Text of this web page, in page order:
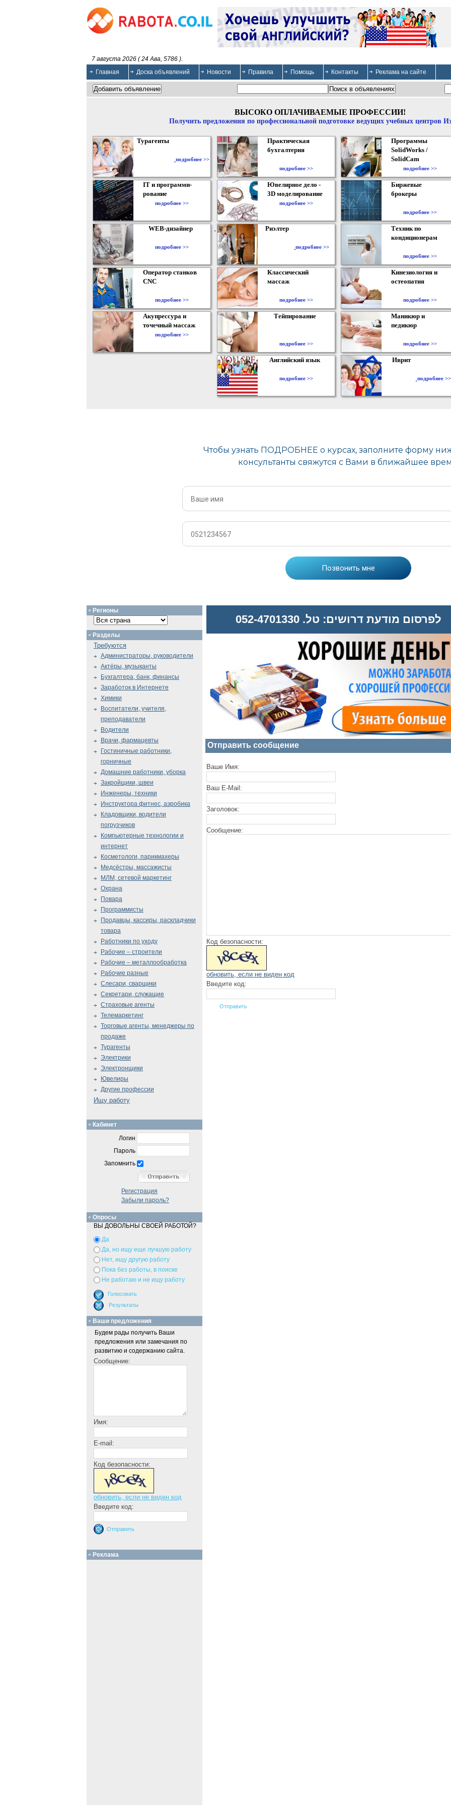
7 августа 2026 ( 24 Ава, 5786 ).
Главная
Доска объявлений Новости Правила Помощь Контакты Реклама на сайте
ВЫСОКО ОПЛАЧИВАЕМЫЕ ПРОФЕССИИ!
Получить предложения по профессиональной подготовке ведущих учебных центров
Турагенты
подробнее >>
Практическая
бухгалтерия
подробнее >>
Программы
SolidWorks /
SolidCam
подробнее >>
IT и программи-
рование
подробнее >>
Ювелирное дело -
3D моделирование
подробнее >>
Биржевые
брокеры
подробнее >>
WEB-дизайнер
подробнее >>
Риэлтер
подробнее >>
Техник по
кондиционерам
подробнее >>
Оператор станков
CNC
подробнее >>
Классический
массаж
подробнее >>
Кинезиология и
остеопатия
подробнее >>
Акупрессура и
точечный массаж
подробнее >>
Тейпирование
подробнее >>
Маникюр и
педикюр
подробнее >>
Английский язык
подробнее >>
Иврит
подробнее >>
לפרסום מודעת דרושים: טל. 052-4701330
Отправить сообщение
Ваше Имя:
Ваш E-Mail:
Заголовок:
Сообщение:
Код безопасности:
обновить, если не виден код
Введите код:
Регионы
Разделы
Требуются
Администраторы, руководители
Актёры, музыканты
Бухгалтера, банк, финансы
Заработок в Интернете
Химики
Воспитатели, учителя,
преподаватели
Водители
Врачи, фармацевты
Гостиничные работники,
горничные
Домашние работники, уборка
Закройщики, швеи
Инженеры, техники
Инструктора фитнес, аэробика
Кладовщики, водители
погрузчиков
Компьютерные технологии и
интернет
Косметологи, парикмахеры
Медсёстры, массажисты
МЛМ, сетевой маркетинг
Охрана
Повара
Программисты
Продавцы, кассиры, раскладчики
товара
Работники по уходу
Рабочие – строители
Рабочие – металлообработка
Рабочие разные
Слесари, сварщики
Секретари, служащие
Страховые агенты
Телемаркетинг
Торговые агенты, менеджеры по
продаже
Турагенты
Электрики
Электронщики
Ювелиры
Другие профессии
Ищу работу
Кабинет
Логин
Пароль
Запомнить
Регистрация
Забыли пароль?
Опросы
ВЫ ДОВОЛЬНЫ СВОЕЙ РАБОТОЙ?
Да
Да, но ищу еще лучшую работу
Нет, ищу другую работу
Пока без работы, в поиске
Не работаю и не ищу работу
Ваши предложения
Будем рады получить Ваши
предложения или замечания по
развитию и содержанию сайта.
Сообщение:
Имя:
E-mail:
Код безопасности:
обновить, если не виден код
Введите код:
Реклама